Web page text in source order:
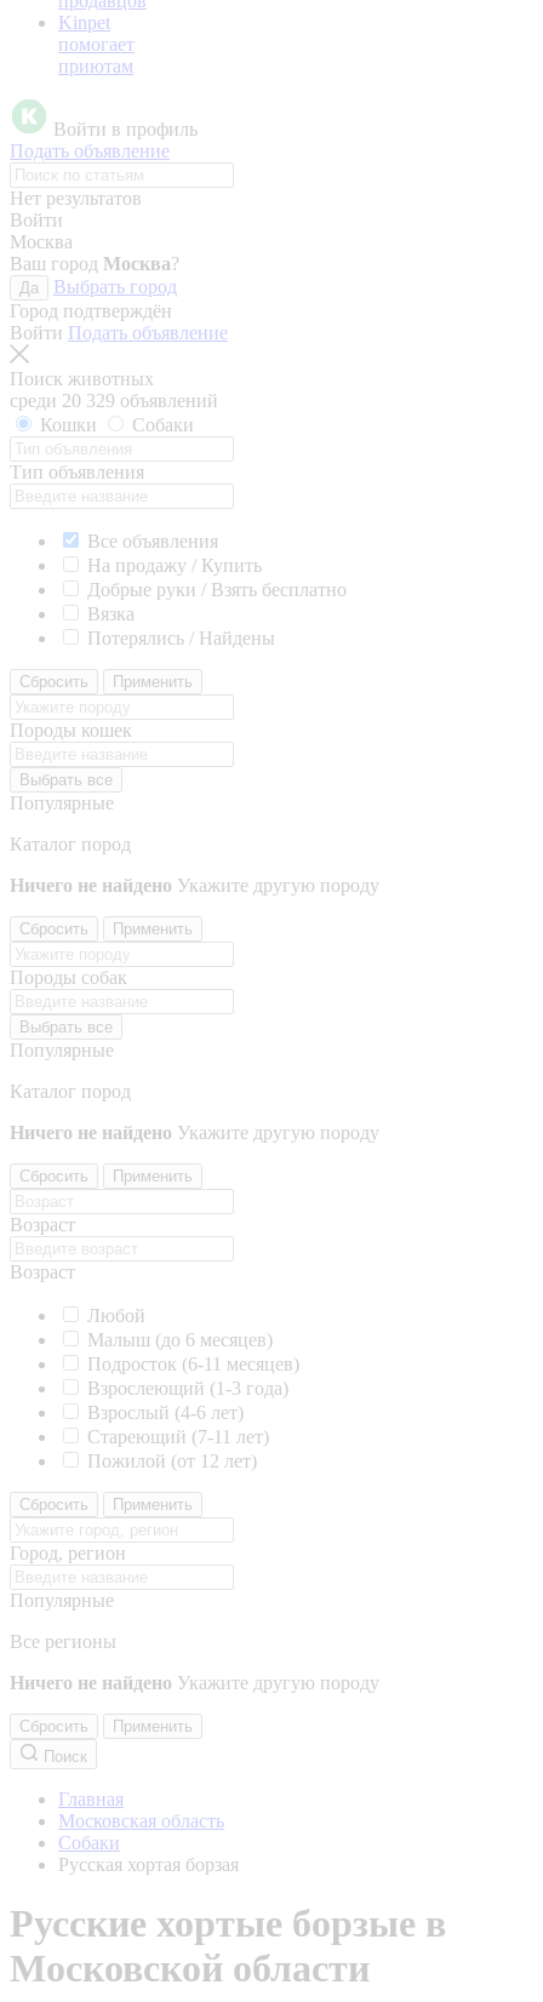
Kinpet
помогает
приютам
Войти в профиль
Подать объявление
Нет результатов
Войти
Москва
Ваш город Москва?
Да
Выбрать город
Город подтверждён
Войти Подать объявление
Поиск животных
среди 20 329 объявлений
Кошки
Собаки
Тип объявления
Все объявления
На продажу / Купить
Добрые руки / Взять бесплатно
Вязка
Потерялись / Найдены
Сбросить Применить
Породы кошек
Выбрать все
Популярные
Каталог пород
Ничего не найдено Укажите другую породу
Сбросить Применить
Породы собак
Выбрать все
Популярные
Каталог пород
Ничего не найдено Укажите другую породу
Сбросить Применить
Возраст
Возраст
Любой
Малыш (до 6 месяцев)
Подросток (6-11 месяцев)
Взрослеющий (1-3 года)
Взрослый (4-6 лет)
Стареющий (7-11 лет)
Пожилой (от 12 лет)
Сбросить Применить
Город, регион
Популярные
Все регионы
Ничего не найдено Укажите другую породу
Сбросить
Применить
Поиск
Главная
Московская область
Собаки
Русская хортая борзая
Русские хортые борзые в
Московской области